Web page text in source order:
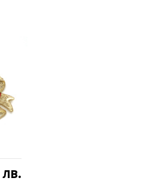
лв.